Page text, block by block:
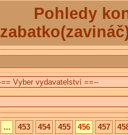
Pohledy
... 453 454 455 456 457